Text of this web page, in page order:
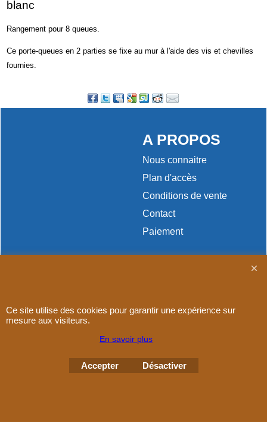
blanc
Rangement pour 8 queues.
Ce porte-queues en 2 parties se fixe au mur à l'aide des vis et chevilles
fournies.
A PROPOS
Nous connaitre
Plan d'accès
Conditions de vente
Contact
Paiement
Boutique en ligne créés
avec le logiciel
Ce site utilise des cookies pour garantir une expérience sur
mesure aux visiteurs.
En savoir plus
Accepter Désactiver